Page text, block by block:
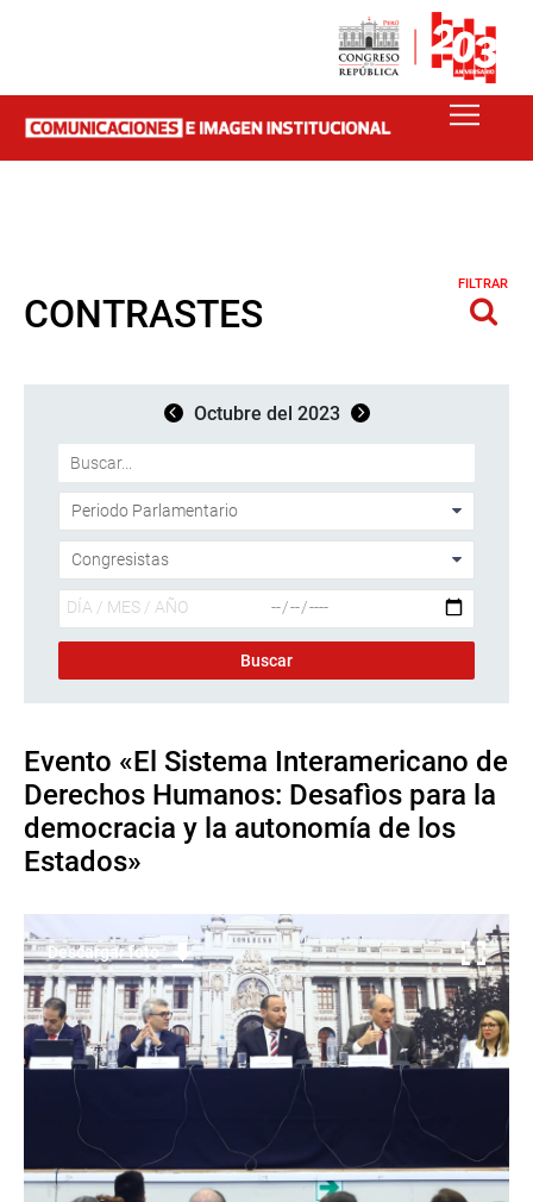
CONTRASTES
FILTRAR
Octubre del 2023
Evento «El Sistema Interamericano de
Derechos Humanos: Desafìos para la
democracia y la autonomía de los
Estados»
Descargar foto